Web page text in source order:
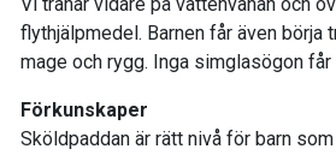
flythjälpmedel. Barnen får även börja
mage och rygg. Inga simglasögon får
Förkunskaper
Sköldpaddan är rätt nivå för barn